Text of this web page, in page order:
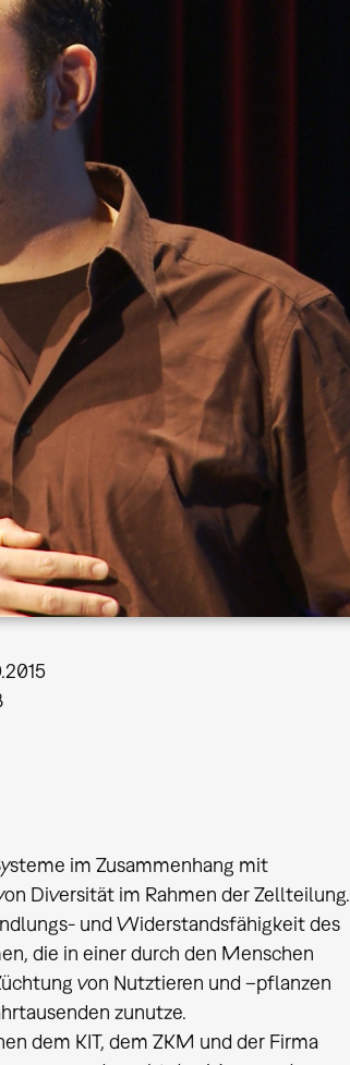
im Zusammenhang mit
Diversität im Rahmen der Zellteilung.
und Widerstandsfähigkeit des
die in einer durch den Menschen
von Nutztieren und –pflanzen
zunutze.
dem KIT, dem ZKM und der Firma